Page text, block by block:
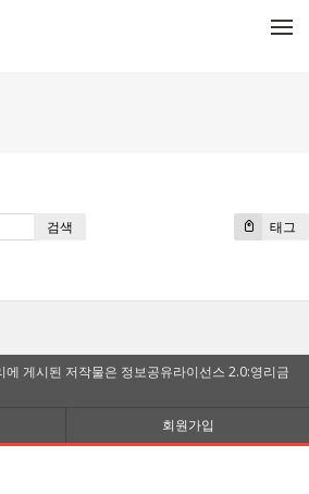
태그
검색
에 게시된 저작물은 정보공유라이선스 2.0:영리금
회원가입